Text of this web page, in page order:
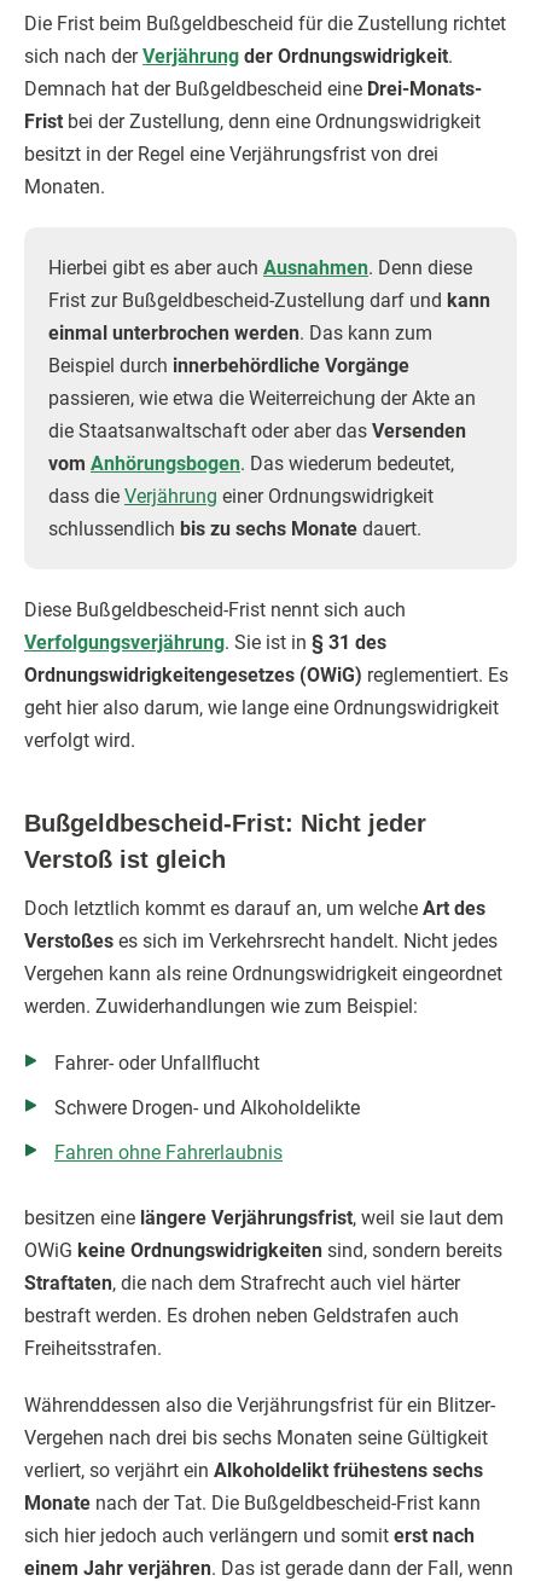
Die Frist beim Bußgeldbescheid für die Zustellung richtet
sich nach derVerjährung der Ordnungswidrigkeit.
Demnach hat der Bußgeldbescheid eine Drei-Monats-
Frist bei der Zustellung, denn eine Ordnungswidrigkeit
besitzt in der Regel eine Verjährungsfrist von drei
Monaten.
Hierbei gibt es aber auch Ausnahmen. Denn diese
Frist zur Bußgeldbescheid-Zustellung darf und kann
einmal unterbrochen werden. Das kann zum
Beispiel durch innerbehördliche Vorgänge
passieren, wie etwa die Weiterreichung der Akte an
die Staatsanwaltschaft oder aber das Versenden
vom Anhörungsbogen. Das wiederum bedeutet,
dass die Verjährung einer Ordnungswidrigkeit
schlussendlich bis zu sechs Monate dauert.
Diese Bußgeldbescheid-Frist nennt sich auch
Verfolgungsverjährung. Sie ist in § 31 des
Ordnungswidrigkeitengesetzes (OWiG) reglementiert. Es
geht hier also darum, wie lange eine Ordnungswidrigkeit
verfolgt wird.
Bußgeldbescheid-Frist: Nicht jeder
Verstoß ist gleich
Doch letztlich kommt es darauf an, um welche Art des
Verstoßes es sich im Verkehrsrecht handelt. Nicht jedes
Vergehen kann als reine Ordnungswidrigkeit eingeordnet
werden. Zuwiderhandlungen wie zum Beispiel:
Fahrer- oder Unfallflucht
Schwere Drogen- und Alkoholdelikte
Fahren ohne Fahrerlaubnis
besitzen eine längere Verjährungsfrist, weil sie laut dem
OWiG keine Ordnungswidrigkeiten sind, sondern bereits
Straftaten, die nach dem Strafrecht auch viel härter
bestraft werden. Es drohen neben Geldstrafen auch
Freiheitsstrafen.
Währenddessen also die Verjährungsfrist für ein Blitzer-
Vergehen nach drei bis sechs Monaten seine Gültigkeit
verliert, so verjährt ein Alkoholdelikt frühestens sechs
Monate nach der Tat. Die Bußgeldbescheid-Frist kann
sich hier jedoch auch verlängern und somit erst nach
einem Jahr verjähren. Das ist gerade dann der Fall, wenn